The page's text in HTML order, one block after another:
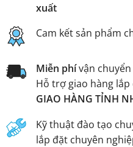
xuất
Cam kết sản phẩm
Miễn phívận chuyển
Hỗ trợ giao hàng
GIAO HÀNG TỈNH
Kỹ thuật đào tạo
lắp đặt chuyên